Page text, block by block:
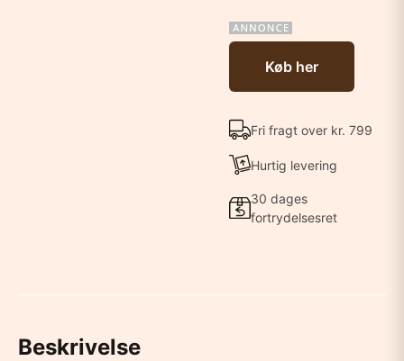
Køb her
Fri fragt over kr. 799
Hurtig levering
30 dages
fortrydelsesret
Beskrivelse